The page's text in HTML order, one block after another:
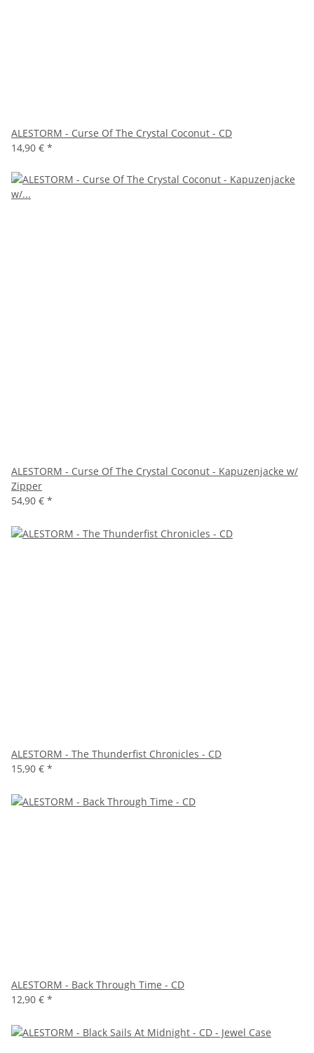
ALESTORM - Curse Of The Crystal Coconut - CD
14,90 € *
ALESTORM - Curse Of The Crystal Coconut - Kapuzenjacke w/
Zipper
54,90 € *
ALESTORM - The Thunderfist Chronicles - CD
15,90 € *
ALESTORM - Back Through Time - CD
12,90 € *